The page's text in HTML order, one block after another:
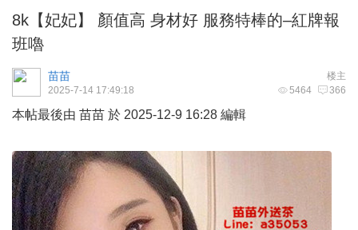
8k【妃妃】 顏值高 身材好 服務特棒的–紅牌報
班嚕
楼主
苗苗
5464 366
2025-7-14 17:49:18
本帖最後由 苗苗 於 2025-12-9 16:28 編輯